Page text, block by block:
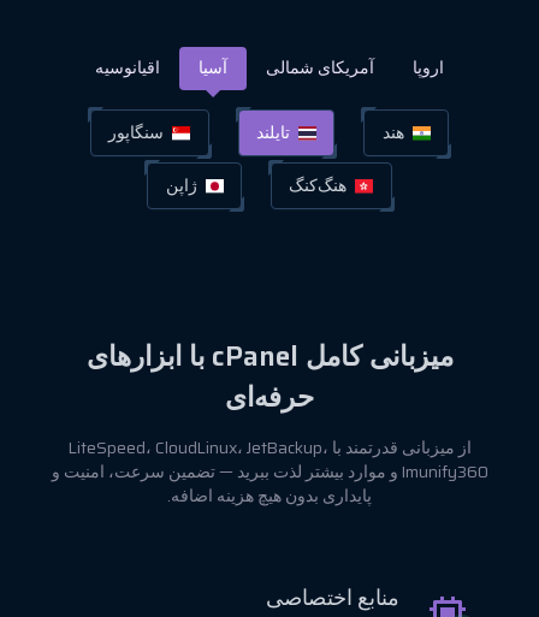
اروپا آمریکای شمالی آسیا اقیانوسیه
هند تایلند
سنگاپور
هنگ‌کنگ
ژاپن
میزبانی کامل cPanel با ابزارهای
حرفه‌ای
از میزبانی قدرتمند با LiteSpeed، CloudLinux، JetBackup،
Imunify360 و موارد بیشتر لذت ببرید — تضمین سرعت، امنیت و
پایداری بدون هیچ هزینه اضافه.
منابع اختصاصی